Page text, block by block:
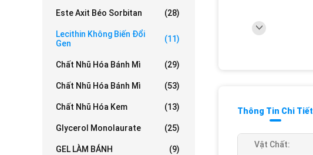
Este Axit Béo Sorbitan (28)
Lecithin Không Biến Đổi
Gen
(11)
Chất Nhũ Hóa Bánh Mì (29)
Chất Nhũ Hóa Bánh Mì (53)
Chất Nhũ Hóa Kem (13)
Glycerol Monolaurate (25)
GEL LÀM BÁNH (9)
Thông Tin Chi Tiết
Vật Chất: